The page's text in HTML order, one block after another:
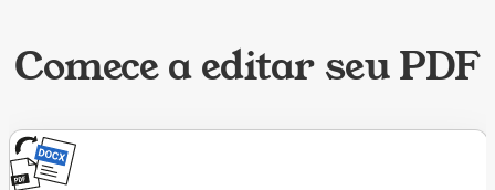
Comece a editar seu PDF